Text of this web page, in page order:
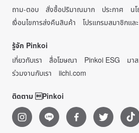
ถาม-ตอบ
สั่งซื้อปริมาณมาก ประกาศ
น
เงื่อนไขการส่งคืนสินค้า
โปรแกรมสมาชิกแล
รู้จัก Pinkoi
เกี่ยวกับเรา
สื่อโฆษณา Pinkoi ESG
มา
ร่วมงานกับเรา
iichi.com
ติดตาม Pinkoi